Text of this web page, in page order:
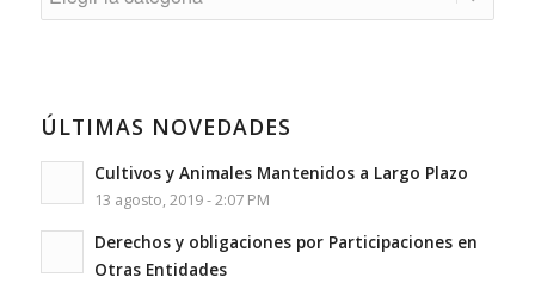
la
ÚLTIMAS NOVEDADES
Cultivos y Animales Mantenidos a Largo Plazo
13 agosto, 2019 - 2:07 PM
Derechos y obligaciones por Participaciones en
Otras Entidades